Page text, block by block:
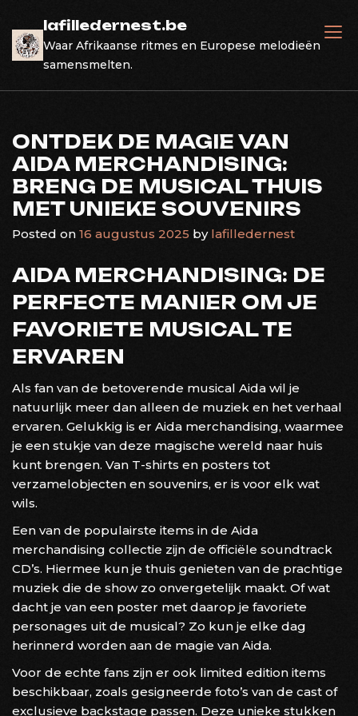
content
lafilledernest.be
Waar Afrikaanse ritmes en Europese melodieën
samensmelten.
ONTDEK DE MAGIE VAN
AIDA MERCHANDISING:
BRENG DE MUSICAL THUIS
MET UNIEKE SOUVENIRS
Posted on 16 augustus 2025 by lafilledernest
AIDA MERCHANDISING: DE
PERFECTE MANIER OM JE
FAVORIETE MUSICAL TE
ERVAREN
Als fan van de betoverende musical Aida wil je
natuurlijk meer dan alleen de muziek en het verhaal
ervaren. Gelukkig is er Aida merchandising, waarmee
je een stukje van deze magische wereld naar huis
kunt brengen. Van T-shirts en posters tot
verzamelobjecten en souvenirs, er is voor elk wat
wils.
Een van de populairste items in de Aida
merchandising collectie zijn de officiële soundtrack
CD’s. Hiermee kun je thuis genieten van de prachtige
muziek die de show zo onvergetelijk maakt. Of wat
dacht je van een poster met daarop je favoriete
personages uit de musical? Zo kun je elke dag
herinnerd worden aan de magie van Aida.
Voor de echte fans zijn er ook limited edition items
beschikbaar, zoals gesigneerde foto’s van de cast of
exclusieve backstage passen. Deze unieke stukken